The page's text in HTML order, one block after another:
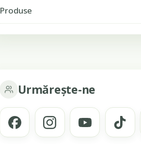
Produse
Urmărește-ne